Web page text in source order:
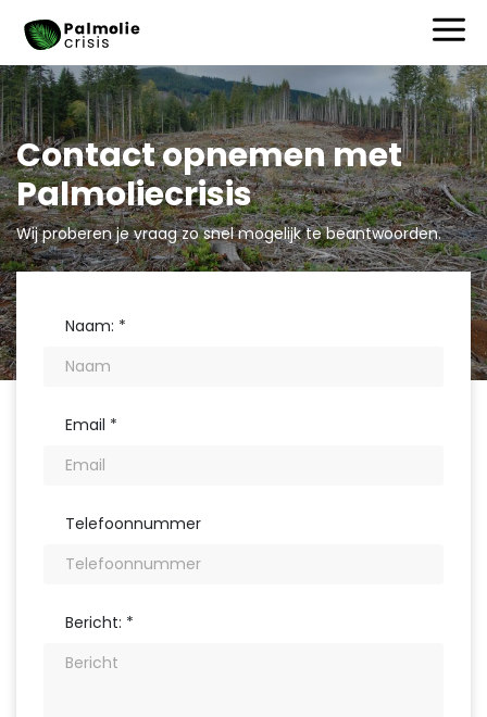
Contact opnemen met
Palmoliecrisis
Wij proberen je vraag zo snel mogelijk te beantwoorden.
Naam: *
Email *
Telefoonnummer
Bericht: *